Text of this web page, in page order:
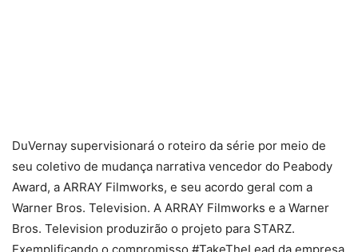
DuVernay supervisionará o roteiro da série por meio de
seu coletivo de mudança narrativa vencedor do Peabody
Award, a ARRAY Filmworks, e seu acordo geral com a
Warner Bros. Television. A ARRAY Filmworks e a Warner
Bros. Television produzirão o projeto para STARZ.